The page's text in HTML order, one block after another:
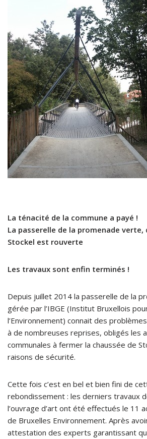
La ténacité de la commune a payé !
La passerelle de la promenade verte,
Stockel est rouverte
Les travaux sont enfin terminés !
Depuis juillet 2014 la passerelle de la
gérée par l’IBGE (Institut Bruxellois
l’Environnement) connait des
à de nombreuses reprises, obligés les
communales à fermer la chaussée de
raisons de sécurité.
Cette fois c’est en bel et bien fini de
rebondissement : les derniers travaux
l’ouvrage d’art ont été effectués le 11
de Bruxelles Environnement. Après
attestation des experts garantissant